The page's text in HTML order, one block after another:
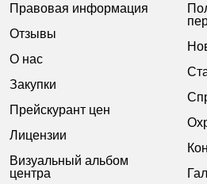
Правовая информация
Отзывы
О нас
Закупки
Прейскурант цен
Лицензии
Визуальный альбом
центра